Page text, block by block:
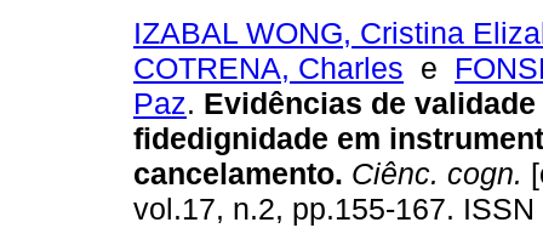
IZABAL WONG, Cristina
COTRENA, Charles e
Paz. Evidências de validade
fidedignidade em
cancelamento. Ciênc. cogn.
vol.17, n.2, pp.155-167.